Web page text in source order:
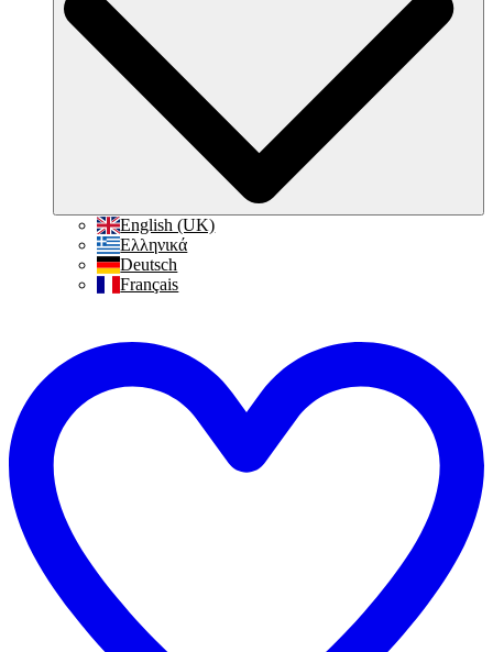
English (UK)
Ελληνικά
Deutsch
Français